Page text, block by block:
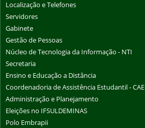
Localização e Telefones
Servidores
Gabinete
Gestão de Pessoas
Núcleo de Tecnologia da Informação - NTI
Secretaria
Ensino e Educação a Distância
Coordenadoria de Assistência Estudantil - CAE
Administração e Planejamento
Eleições no IFSULDEMINAS
Polo Embrapii